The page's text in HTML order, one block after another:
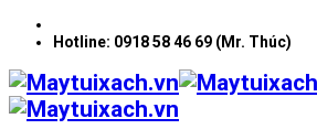
Hotline: 0918 58 46 69 (Mr. Thúc)